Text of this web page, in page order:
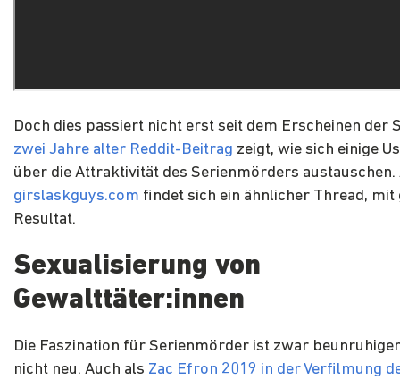
Doch dies passiert nicht erst seit dem Erscheinen der
zwei Jahre alter Reddit-Beitrag zeigt, wie sich einige
über die Attraktivität des Serienmörders austauschen.
girslaskguys.com findet sich ein ähnlicher Thread, mit
Resultat.
Sexualisierung von
Gewalttäter:innen
Die Faszination für Serienmörder ist zwar
nicht neu. Auch als Zac Efron 2019 in der Verfilmung